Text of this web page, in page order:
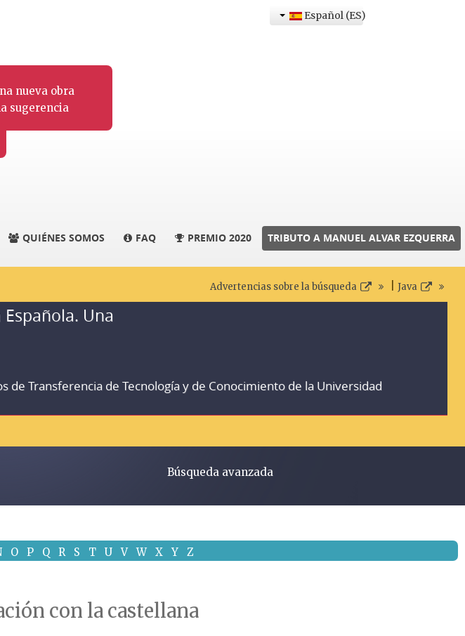
nueva obra
sugerencia
Español (ES)
QUIÉNES SOMOS FAQ PREMIO 2020 TRIBUTO A MANUEL ALVAR EZQUERRA
Advertencias sobre la búsqueda Java
Una
de Transferencia de Tecnología y de Conocimiento de la Universidad
Búsqueda avanzada
O P Q R S T U V W X Y Z
con la castellana